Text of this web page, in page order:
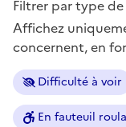
Filtrer par type
Affichez
concernent, en
Difficulté à voir
En fauteuil